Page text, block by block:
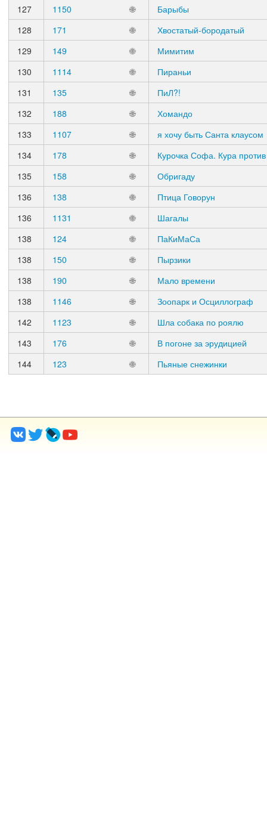
127
1150 🌐
Барыбы
128
171 🌐
Хвостатый-бородатый
129
149 🌐
Мимитим
130
1114 🌐
Пираньи
131
135 🌐
ПиЛ?!
132
188 🌐
Хомандо
133
1107 🌐
я хочу быть Санта клаусом
134
178 🌐
Курочка Софа. Кура
135
158 🌐
Обригаду
136
138 🌐
Птица Говорун
136
1131 🌐
Шагалы
138
124 🌐
ПаКиМаСа
138
150 🌐
Пырзики
138
190 🌐
Мало времени
138
1146 🌐
Зоопарк и Осциллограф
142
1123 🌐
Шла собака по роялю
143
176 🌐
В погоне за эрудицией
144
123 🌐 Пьяные снежинки